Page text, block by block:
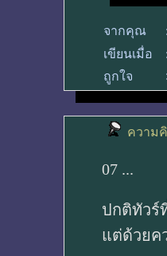
จากคุณ :
เขียนเมื่อ
:
ถูกใจ
:
ความ
07 ...
ปกติทัวร์
แต่ด้วยค